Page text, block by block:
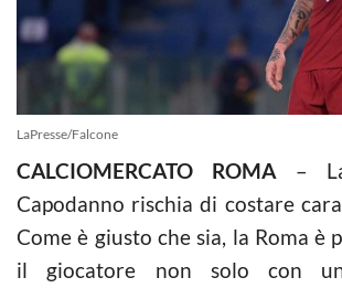
LaPresse/Falcone
CALCIOMERCATO ROMA –
Capodanno rischia di costare
Come è giusto che sia, la Roma è
il giocatore non solo con